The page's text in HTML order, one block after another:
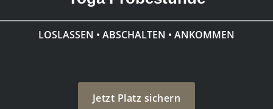
LOSLASSEN • ABSCHALTEN • ANKOMMEN
Jetzt Platz sichern